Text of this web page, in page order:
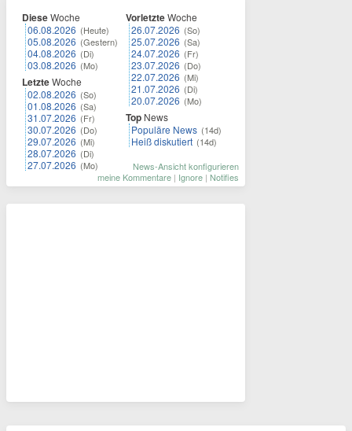
DieseWoche
06.08.2026 (Heute)
05.08.2026 (Gestern)
04.08.2026 (Di)
03.08.2026 (Mo)
LetzteWoche
02.08.2026 (So)
01.08.2026 (Sa)
31.07.2026 (Fr)
30.07.2026 (Do)
29.07.2026 (Mi)
28.07.2026 (Di)
27.07.2026 (Mo)
VorletzteWoche
26.07.2026 (So)
25.07.2026 (Sa)
24.07.2026 (Fr)
23.07.2026 (Do)
22.07.2026 (Mi)
21.07.2026 (Di)
20.07.2026 (Mo)
Top News
Populäre News (14d)
Heiß diskutiert (14d)
News-Ansicht konfigurieren
meine Kommentare | Ignore | Notifies